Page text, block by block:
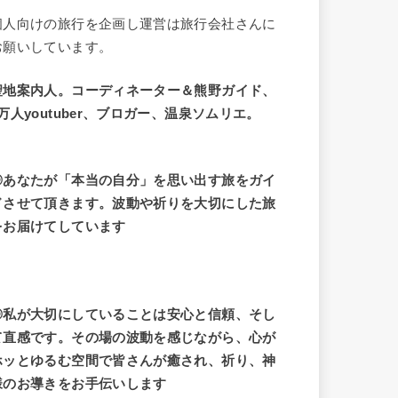
人向けの旅行を企画し運営は旅行会社さんに
いしています。
地案内人。コーディネーター＆熊野ガイド、
人youtuber、ブロガー、温泉ソムリエ。
なたが「本当の自分」を思い出す旅をガイ
させて頂きます。波動や祈りを大切にした旅
お届けてしています
が大切にしていることは安心と信頼、そし
直感です。その場の波動を感じながら、心が
ッとゆるむ空間で皆さんが癒され、祈り、神
のお導きをお手伝いします